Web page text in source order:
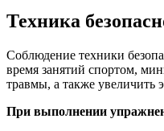
Техника
Соблюдение техники
время занятий спортом,
травмы, а также увеличить
При выполнении